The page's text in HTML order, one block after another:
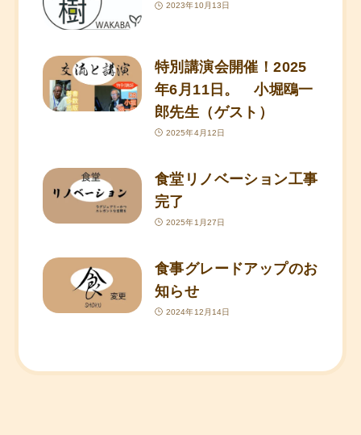
2023年10月13日
特別講演会開催！2025
年6月11日。 小堀鴎一
郎先生（ゲスト）
2025年4月12日
食堂リノベーション工事
完了
2025年1月27日
食事グレードアップのお
知らせ
2024年12月14日